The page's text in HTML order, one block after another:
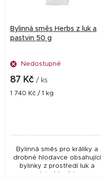
o
Bylinná směs Herbs z luk a
pastvin 50 g
Nedostupné
87 Kč / ks
Měrná
1 740 Kč / 1 kg
Bylinná směs pro králíky a
drobné hlodavce obsahující
bylinky z prostředí luk a